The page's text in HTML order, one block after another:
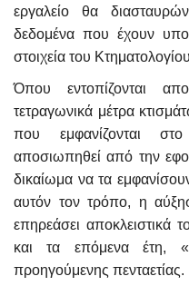
εργαλείο θα
δεδομένα που έχουν
στοιχεία του
Όπου εντοπίζονται
τετραγωνικά μέτρα
που εμφανίζονται
αποσιωπηθεί από την
δικαίωμα να τα
αυτόν τον τρόπο, η
επηρεάσει
και τα επόμενα έτη,
προηγούμενης πενταετίας.